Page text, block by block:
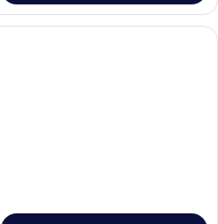
Een moderne hotelkamer met een